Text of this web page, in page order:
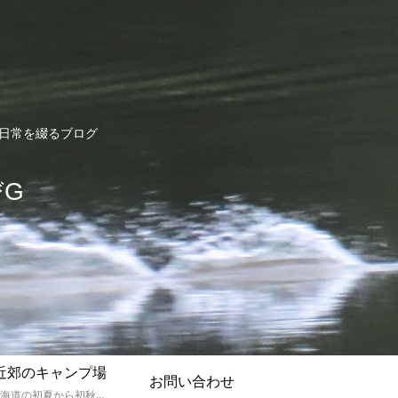
常を綴るブログ
郊のキャンプ場
孫達と北海道の初夏から初秋にかけてキャンプに出かけます。キャンプ場情報だったり料理だったり花火や遊びに虫取りとまさに「やっちゃえ！えびG」やりたい放題のブログです。
お問い合わせ